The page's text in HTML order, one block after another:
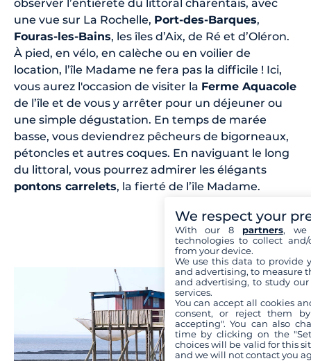
observer l’entièreté du littoral charentais, avec
une vue sur La Rochelle, Port-des-Barques,
Fouras-les-Bains, les îles d’Aix, de Ré et d’Oléron.
À pied, en vélo, en calèche ou en voilier de
location, l’île Madame ne fera pas la difficile ! Ici,
vous aurez l'occasion de visiter la Ferme Aquacole
de l’île et de vous y arrêter pour un déjeuner ou
une simple dégustation. En temps de marée
basse, vous deviendrez pêcheurs de bigorneaux,
pétoncles et autres coques. En naviguant le long
du littoral, vous pourrez admirer les élégants
pontons carrelets, la fierté de l’île Madame.
We respect your
With our 8 partners, we
technologies to collect
from your device.
We use this data to provide
and advertising, to measure
and advertising, to study
services.
You can accept all cookies
consent, or reject them
accepting". You can also
time by clicking on the
choices will be valid for this
and we will not contact you